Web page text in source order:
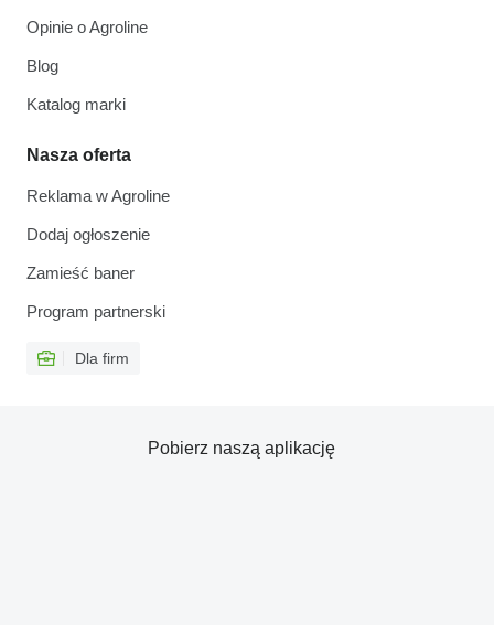
Opinie o Agroline
Blog
Katalog marki
Nasza oferta
Reklama w Agroline
Dodaj ogłoszenie
Zamieść baner
Program partnerski
Dla firm
Pobierz naszą aplikację